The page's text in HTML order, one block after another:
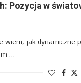
Pozycja w
wiem, jak dynamiczne
…